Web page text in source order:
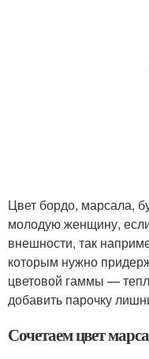
Цвет бордо, марсала,
молодую женщину,
внешности, так
которым нужно
цветовой гаммы —
добавить парочку
Сочетаем цвет